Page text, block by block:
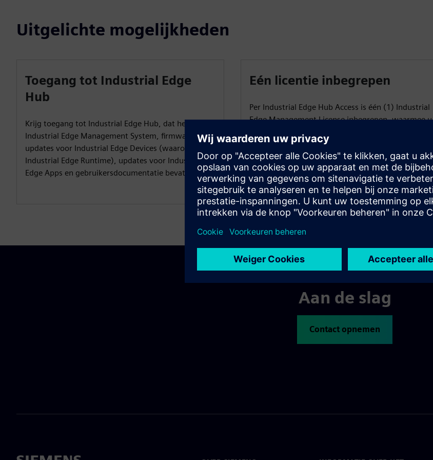
Uitgelichte mogelijkheden
Toegang tot Industrial Edge
Hub
Krijg toegang tot Industrial Edge Hub, dat het
Industrial Edge Management System, firmware-
updates voor Industrial Edge Devices (waaronder
Industrial Edge Runtime), updates voor Industrial
Edge Apps en gebruikersdocumentatie bevat.
Eén licentie inbegrepen
Per Industrial Edge Hub Access is één (1) Industrial
Edge Management License inbegrepen, waarmee u
één (1) Industrial Edge-apparaat kunt onboarden en
beheren.
Aan de slag
Contact opnemen